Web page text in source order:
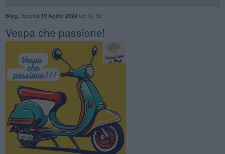
Blog Venerdì 19 Aprile 2024ore 07:30
​Vespa che passione!